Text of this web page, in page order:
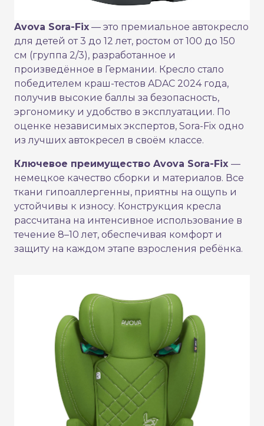
Avova Sora-Fix — это премиальное автокресло
для детей от 3 до 12 лет, ростом от 100 до 150
см (группа 2/3), разработанное и
произведённое в Германии. Кресло стало
победителем краш-тестов ADAC 2024 года,
получив высокие баллы за безопасность,
эргономику и удобство в эксплуатации. По
оценке независимых экспертов, Sora-Fix одно
из лучших автокресел в своём классе.
Ключевое преимущество Avova Sora-Fix —
немецкое качество сборки и материалов. Все
ткани гипоаллергенны, приятны на ощупь и
устойчивы к износу. Конструкция кресла
рассчитана на интенсивное использование в
течение 8–10 лет, обеспечивая комфорт и
защиту на каждом этапе взросления ребёнка.